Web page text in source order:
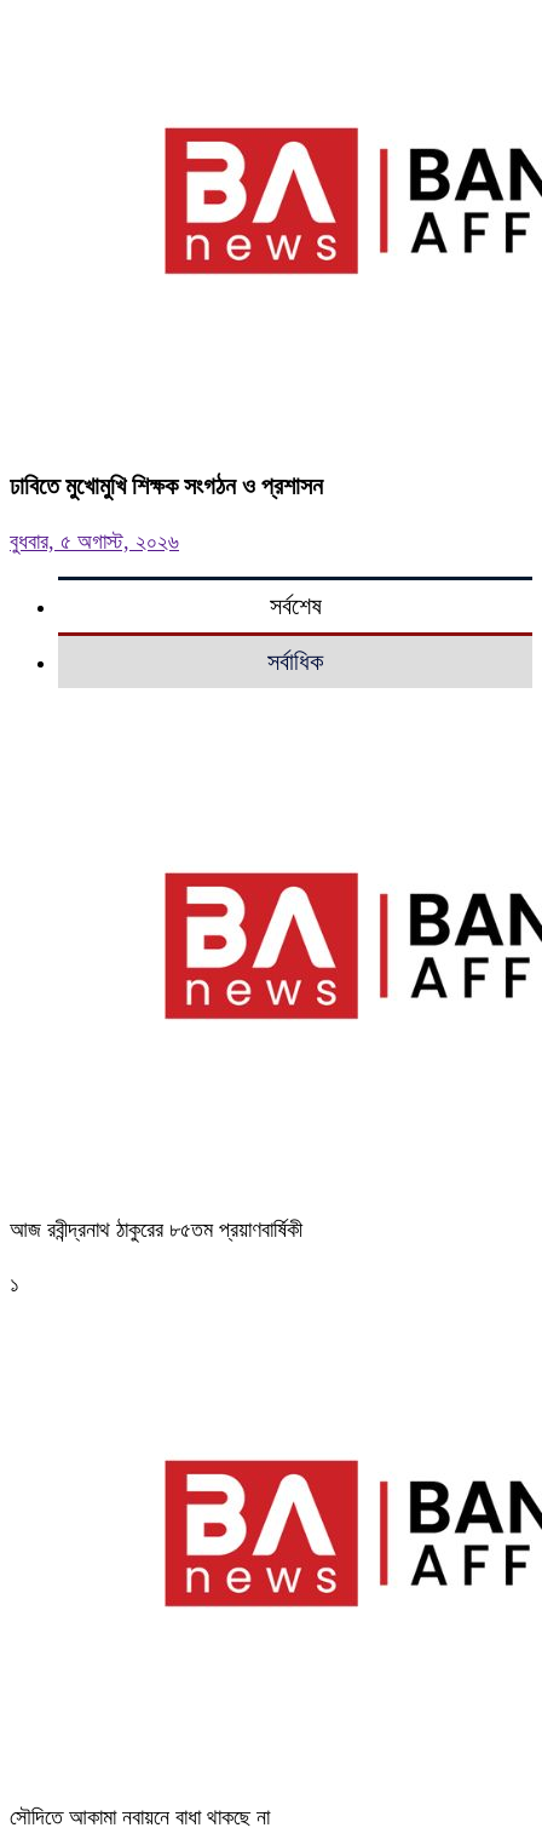
ঢাবিতে মুখোমুখি শিক্ষক সংগঠন ও প্রশাসন
বুধবার, ৫ অগাস্ট, ২০২৬
সর্বশেষ
সর্বাধিক
আজ রবীন্দ্রনাথ ঠাকুরের ৮৫তম প্রয়াণবার্ষিকী
১
সৌদিতে আকামা নবায়নে বাধা থাকছে না